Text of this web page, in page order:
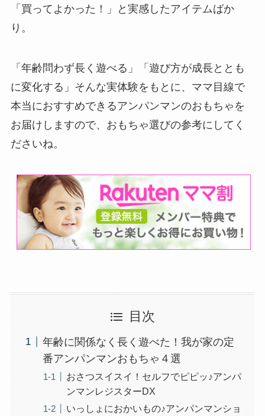
「買ってよかった！」と実感したアイテムばか
り。
「年齢問わず長く遊べる」「遊び方が成長ととも
に変化する」そんな実体験をもとに、ママ目線で
本当におすすめできるアンパンマンのおもちゃを
お届けしますので、おもちゃ選びの参考にしてく
ださいね。
目次
年齢に関係なく長く遊べた！我が家の定
番アンパンマンおもちゃ４選
おさつスイスイ！セルフでピピッ♪アンパ
ンマンレジスターDX
いっしょにおかいもの♪アンパンマンショ